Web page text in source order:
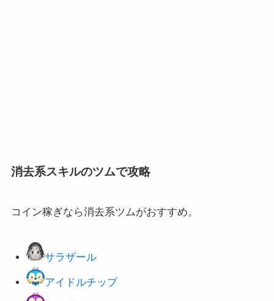
消去系スキルのツムで攻略
コイン稼ぎなら消去系ツムがおすすめ。
サラザール
アイドルチップ